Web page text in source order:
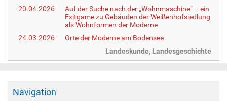
20.04.2026
Auf der Suche nach der „Wohnmaschine“ – ein
Exitgame zu Gebäuden der Weißenhofsiedlung
als Wohnformen der Moderne
24.03.2026
Orte der Moderne am Bodensee
Landeskunde, Landesgeschichte
Navigation